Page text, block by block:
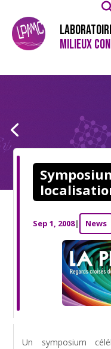
MILIEUX
Sep 1, 2008| News
Un symposium